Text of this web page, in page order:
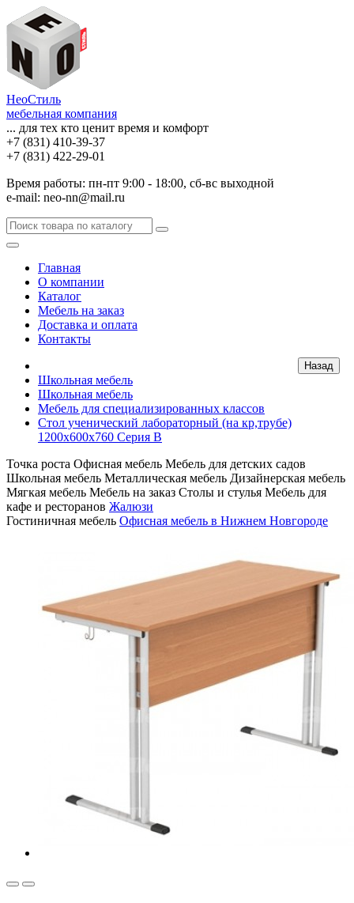
НеоСтиль
мебельная компания
... для тех кто ценит время и комфорт
+7 (831) 410-39-37
+7 (831) 422-29-01
Время работы: пн-пт 9:00 - 18:00, сб-вс выходной
e-mail: neo-nn@mail.ru
Главная
О компании
Каталог
Мебель на заказ
Доставка и оплата
Контакты
Школьная мебель
Школьная мебель
Мебель для специализированных классов
Стол ученический лабораторный (на кр,трубе)
1200х600х760 Серия В
Точка роста Офисная мебель Мебель для детских садов
Школьная мебель Металлическая мебель Дизайнерская мебель
Мягкая мебель Мебель на заказ Столы и стулья Мебель для
кафе и ресторанов Жалюзи
Гостиничная мебель Офисная мебель в Нижнем Новгороде